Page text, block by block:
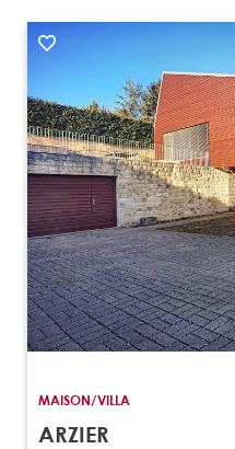
MAISON/VILLA
ARZIER